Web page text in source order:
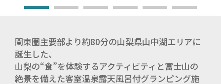
関東圏主要部より約80分の山梨県山中湖エリアに
誕生した、
山梨の“食”を体験するアクティビティと富士山の
絶景を備えた客室温泉露天風呂付グランピング施